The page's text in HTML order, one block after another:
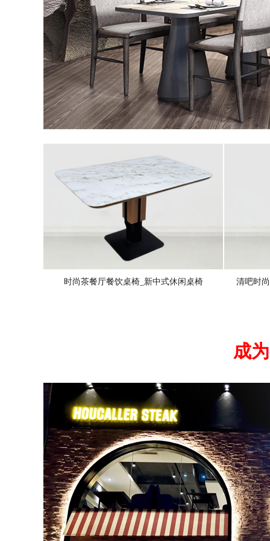
时尚茶餐厅餐饮桌椅_新中式休闲桌椅 清吧时
成